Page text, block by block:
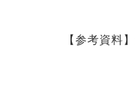
【参考資料】